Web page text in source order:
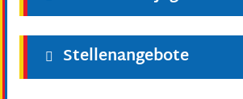
Stellenangebote